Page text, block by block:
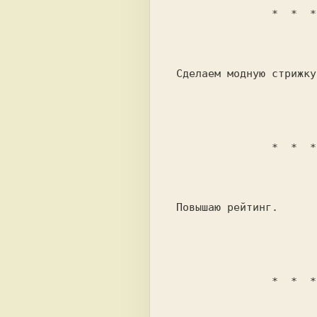
                *  *  *
                *  *  *
                *  *  *